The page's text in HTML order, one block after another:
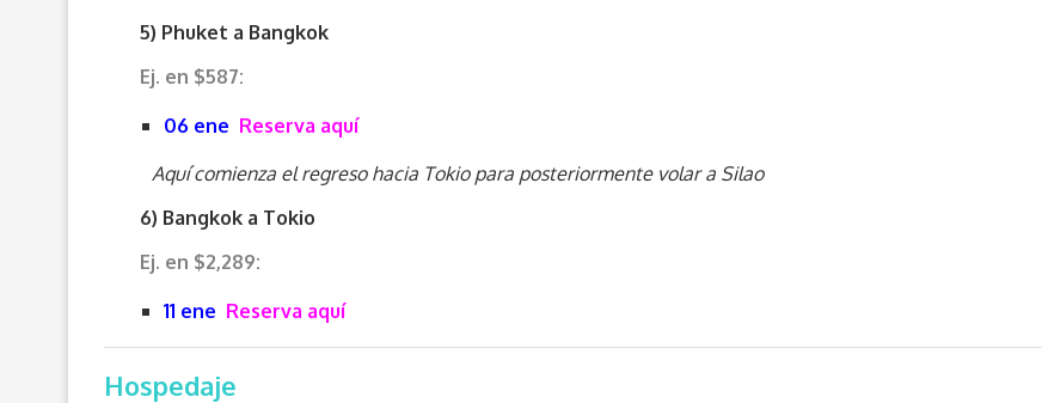
5) Phuket a Bangkok
Ej. en $587:
06 ene Reserva aquí
Aquí comienza el regreso hacia Tokio para posteriormente volar a Silao
6) Bangkok a Tokio
Ej. en $2,289:
11 ene Reserva aquí
Hospedaje